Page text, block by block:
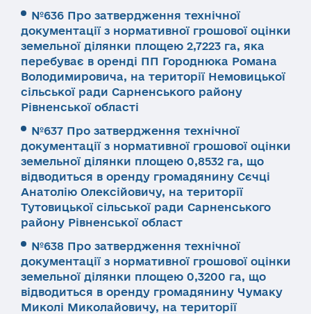
№636 Про затвердження технічної
документації з нормативної грошової оцінки
земельної ділянки площею 2,7223 га, яка
перебуває в оренді ПП Городнюка Романа
Володимировича, на території Немовицької
сільської ради Сарненського району
Рівненської області
№637 Про затвердження технічної
документації з нормативної грошової оцінки
земельної ділянки площею 0,8532 га, що
відводиться в оренду громадянину Сєчці
Анатолію Олексійовичу, на території
Тутовицької сільської ради Сарненського
району Рівненської област
№638 Про затвердження технічної
документації з нормативної грошової оцінки
земельної ділянки площею 0,3200 га, що
відводиться в оренду громадянину Чумаку
Миколі Миколайовичу, на території